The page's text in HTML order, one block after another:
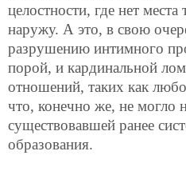
целостности, где нет
наружу. А это, в свою
разрушению интимного
порой, и кардинальной
отношений, таких как
что, конечно же, не могло
существовавшей ранее
образования.